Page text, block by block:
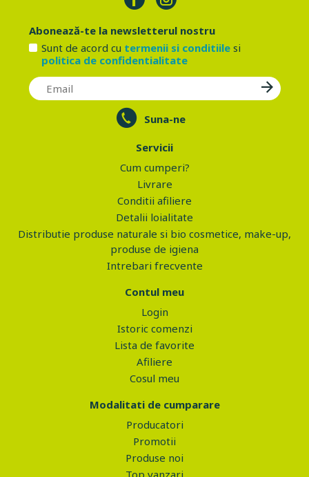
Abonează-te la newsletterul nostru
Sunt de acord cu termenii si conditiilesi
politica de confidentialitate
Suna-ne
Servicii
Cum cumperi?
Livrare
Conditii afiliere
Detalii loialitate
Distributie produse naturale si bio cosmetice, make-up,
produse de igiena
Intrebari frecvente
Contul meu
Login
Istoric comenzi
Lista de favorite
Afiliere
Cosul meu
Modalitati de cumparare
Producatori
Promotii
Produse noi
Top vanzari